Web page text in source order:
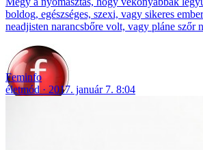
boldog, egészséges, szexi, vagy sikeres
neadjisten narancsbőre volt, vagy pláne szőr
Feminfo
életmód
2017. január 7. 8:04